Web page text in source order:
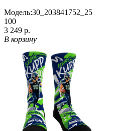
Модель:30_203841752_25
100
3 249 р.
В корзину